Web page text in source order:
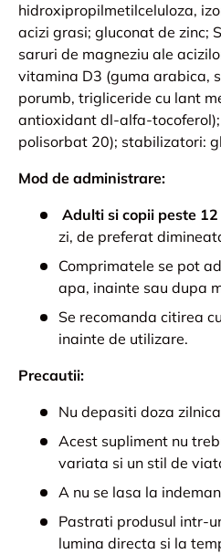
hidroxipropilmetilceluloza,
acizi grasi; gluconat de zinc;
saruri de magneziu ale
vitamina D3 (guma arabica,
porumb, trigliceride cu lant
antioxidant dl-alfa-
polisorbat 20); stabilizatori:
Mod de administrare:
Adulti si copii peste
zi, de preferat
Comprimatele se pot
apa, inainte sau dupa
Se recomanda citirea
inainte de utilizare.
Precautii:
Nu depasiti doza
Acest supliment nu
variata si un stil de
A nu se lasa la
Pastrati produsul intr-
lumina directa si la